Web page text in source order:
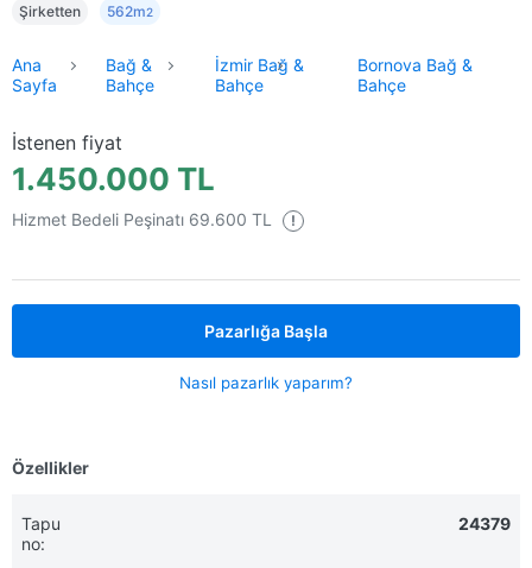
Özellikler
Tapu
no:
24379
Şirketten 562m2
Ana
Sayfa
Bağ &
Bahçe
İzmir Bağ &
Bahçe
Bornova Bağ &
Bahçe
İstenen fiyat
1.450.000 TL
Hizmet Bedeli Peşinatı 69.600 TL !
Pazarlığa Başla
Nasıl pazarlık yaparım?